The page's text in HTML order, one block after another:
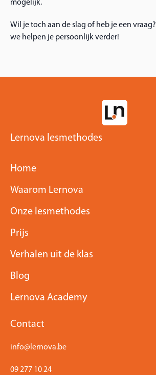
mogelijk.
Wil je toch aan de slag of heb je een vraag?
we helpen je persoonlijk verder!
Lernova lesmethodes
Home
Waarom Lernova
Onze lesmethodes
Prijs
Verhalen uit de klas
Blog
Lernova Academy
Contact
info@lernova.be
09 277 10 24